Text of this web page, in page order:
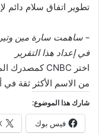
تطوير اتفاق سلام دائم
– ساهمت سارة مين
في إعداد هذا التقرير
من الاسم الأكثر ثقة في
شارك هذا الموضوع:
فيس بوك